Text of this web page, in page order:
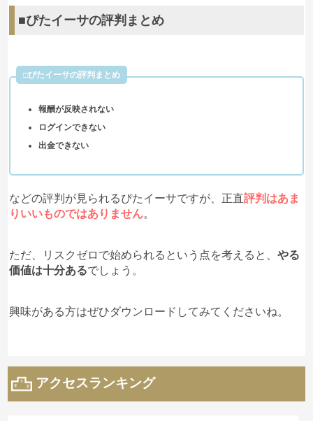
■ぴたイーサの評判まとめ
□ぴたイーサの評判まとめ
報酬が反映されない
ログインできない
出金できない
などの評判が見られるぴたイーサですが、正直評判はあま
りいいものではありません。
ただ、リスクゼロで始められるという点を考えると、やる
価値は十分あるでしょう。
興味がある方はぜひダウンロードしてみてくださいね。
アクセスランキング